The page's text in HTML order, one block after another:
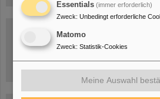
Essentials (immer erforderlich)
Zweck: Unbedingt erforderliche
Matomo
Zweck: Statistik-Cookies
Meine Auswahl